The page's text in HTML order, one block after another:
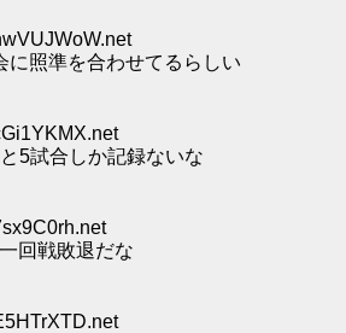
に照準を合わせてるらしい
5試合しか記録ないな
回戦敗退だな